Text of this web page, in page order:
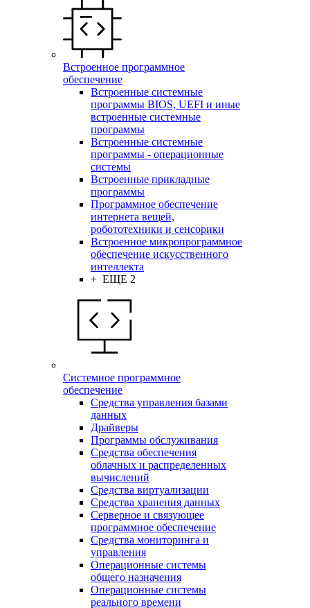
Встроенное программное
обеспечение
Встроенные системные
программы BIOS, UEFI и иные
встроенные системные
программы
Встроенные системные
программы - операционные
системы
Встроенные прикладные
программы
Программное обеспечение
интернета вещей,
робототехники и сенсорики
Встроенное микропрограммное
обеспечение искусственного
интеллекта
+ ЕЩЕ 2
Системное программное
обеспечение
Средства управления базами
данных
Драйверы
Программы обслуживания
Средства обеспечения
облачных и распределенных
вычислений
Средства виртуализации
Средства хранения данных
Серверное и связующее
программное обеспечение
Средства мониторинга и
управления
Операционные системы
общего назначения
Операционные системы
реального времени